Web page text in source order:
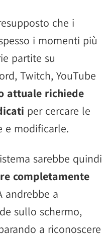
che i
i momenti più
partite su
Twitch, YouTube
attuale richiede
per cercare le
e modificarle.
sarebbe quindi
completamente
andrebbe a
sullo schermo,
a riconoscere